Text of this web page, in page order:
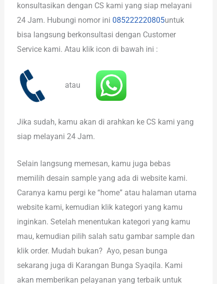
konsultasikan dengan CS kami yang siap melayani
24 Jam. Hubungi nomor ini 085222220805untuk
bisa langsung berkonsultasi dengan Customer
Service kami. Atau klik icon di bawah ini :
atau
Jika sudah, kamu akan di arahkan ke CS kami yang
siap melayani 24 Jam.
Selain langsung memesan, kamu juga bebas
memilih desain sample yang ada di website kami.
Caranya kamu pergi ke “home” atau halaman utama
website kami, kemudian klik kategori yang kamu
inginkan. Setelah menentukan kategori yang kamu
mau, kemudian pilih salah satu gambar sample dan
klik order. Mudah bukan? Ayo, pesan bunga
sekarang juga di Karangan Bunga Syaqila. Kami
akan memberikan pelayanan yang terbaik untuk